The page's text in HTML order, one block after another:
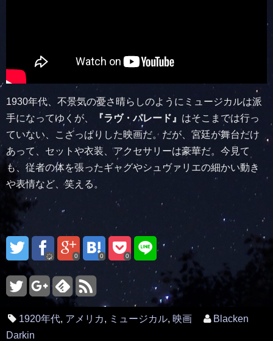
1930年代、不景気の憂さ晴らしのようにミュージカルは派
手になってゆくが、
『ラヴ・パレード』 はそこまでは行っ
ていない、こざっぱりした映画だ。だが、宮廷が舞台だけ
あって、セットや衣装、アクセサリーは豪華だ。今見て
も、従者の体を張ったギャグやシュヴァリエの細かい動き
や表情など、笑える。
0 0 0
1920年代, アメリカ, ミュージカル, 映画
Blacken
Darkin